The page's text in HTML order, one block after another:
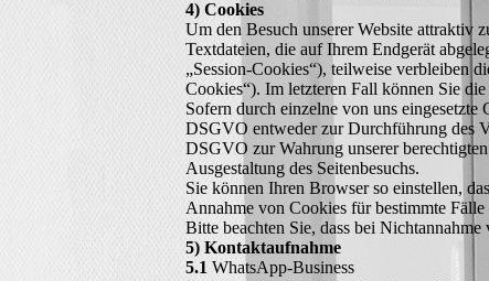
4) Cookies
Um den Besuch unserer Website attraktiv
Textdateien, die auf Ihrem Endgerät
„Session-Cookies“), teilweise verbleiben
Cookies“). Im letzteren Fall können Sie
Sofern durch einzelne von uns
DSGVO entweder zur Durchführung des
DSGVO zur Wahrung unserer
Ausgestaltung des Seitenbesuchs.
Sie können Ihren Browser so einstellen,
Annahme von Cookies für bestimmte
Bitte beachten Sie, dass bei
5) Kontaktaufnahme
5.1 WhatsApp-Business